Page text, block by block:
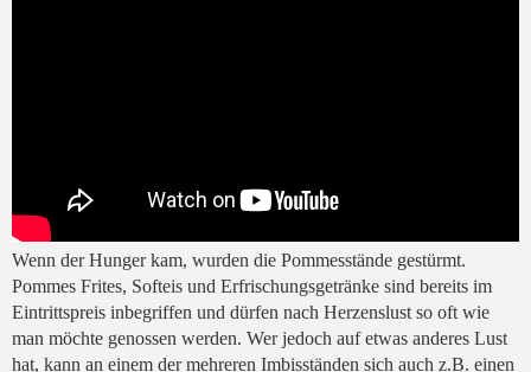
Wenn der Hunger kam, wurden die Pommesstände gestürmt.
Pommes Frites, Softeis und Erfrischungsgetränke sind bereits im
Eintrittspreis inbegriffen und dürfen nach Herzenslust so oft wie
man möchte genossen werden. Wer jedoch auf etwas anderes Lust
hat, kann an einem der mehreren Imbisständen sich auch z.B. einen